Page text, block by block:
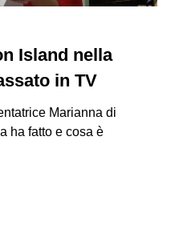
Island nella
in TV
Marianna di
ha fatto e cosa è